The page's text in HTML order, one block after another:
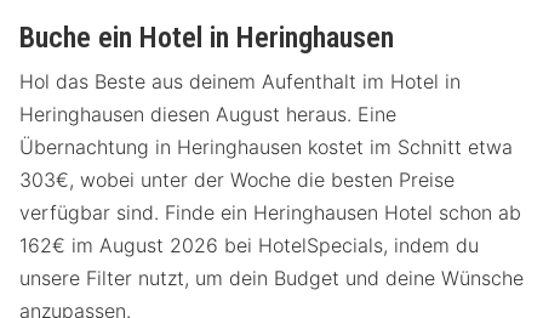
Buche ein Hotel in Heringhausen
Hol das Beste aus deinem Aufenthalt im Hotel in
Heringhausen diesen August heraus. Eine
Übernachtung in Heringhausen kostet im Schnitt etwa
303€, wobei unter der Woche die besten Preise
verfügbar sind. Finde ein Heringhausen Hotel schon ab
162€ im August 2026 bei HotelSpecials, indem du
unsere Filter nutzt, um dein Budget und deine Wünsche
anzupassen.